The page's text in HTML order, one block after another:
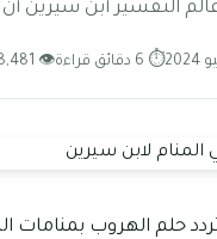
التفسير أبن سيرين
⏱ 6 دقائق قراءة 👁 8,481 مشاهدة
حلم الهروب بمنامات